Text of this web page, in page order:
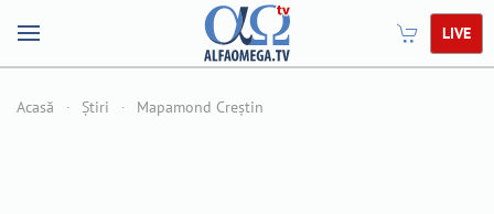
LIVE
Acasă Știri Mapamond Creștin